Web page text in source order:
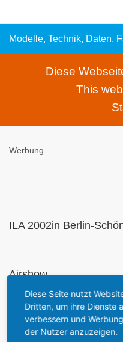
Modelle, Technik, Daten,
Diese
This
Werbung
ILA 2002in Berlin-
Airshow
Diese Seite nutzt
Dritten, um ihre Dienste
verbessern und
der Nutzer anzuzeigen.